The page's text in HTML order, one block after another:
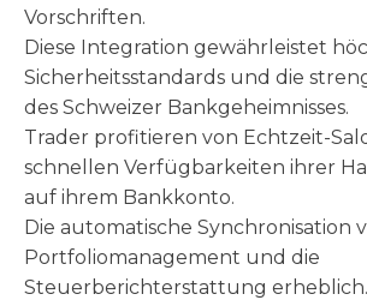
Vorschriften.
Diese Integration gewährleistet
Sicherheitsstandards und die
des Schweizer Bankgeheimnisses.
Trader profitieren von Echtzeit-
schnellen Verfügbarkeiten ihrer
auf ihrem Bankkonto.
Die automatische Synchronisation
Portfoliomanagement und die
Steuerberichterstattung erheblich.